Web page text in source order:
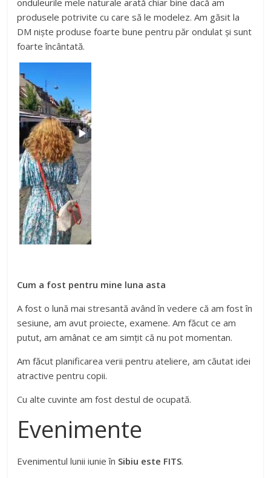
onduleurile mele naturale arată chiar bine dacă am
produsele potrivite cu care să le modelez. Am găsit la
DM niște produse foarte bune pentru păr ondulat și sunt
foarte încântată.
Cum a fost pentru mine luna asta
A fost o lună mai stresantă având în vedere că am fost în
sesiune, am avut proiecte, examene. Am făcut ce am
putut, am amânat ce am simțit că nu pot momentan.
Am făcut planificarea verii pentru ateliere, am căutat idei
atractive pentru copii.
Cu alte cuvinte am fost destul de ocupată.
Evenimente
Evenimentul lunii iunie în Sibiu este FITS.